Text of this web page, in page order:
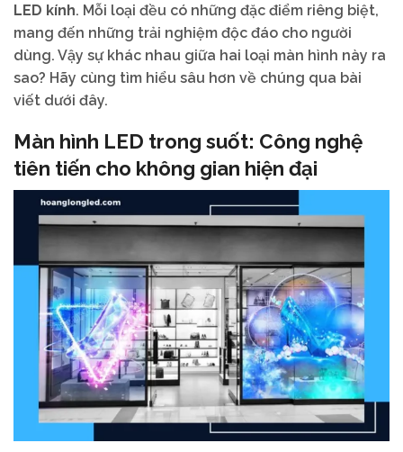
LED kính. Mỗi loại đều có những đặc điểm riêng biệt,
mang đến những trải nghiệm độc đáo cho người
dùng. Vậy sự khác nhau giữa hai loại màn hình này ra
sao? Hãy cùng tìm hiểu sâu hơn về chúng qua bài
viết dưới đây.
Màn hình LED trong suốt: Công nghệ
tiên tiến cho không gian hiện đại